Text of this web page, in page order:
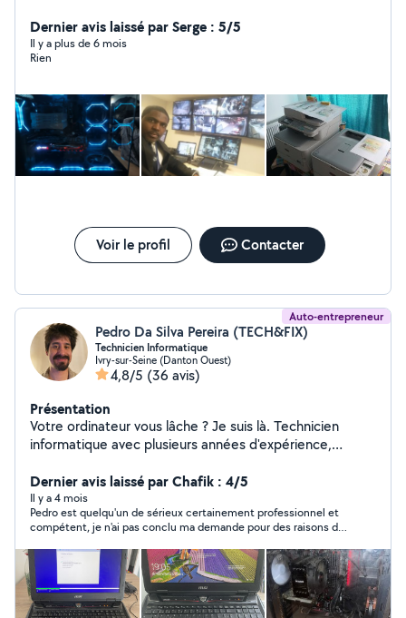
la vidéosurveillance et bien d'autres. Le conseil lors de
l'achat de votre matériel Informatique.
Dernier avis laissé par Serge : 5/5
Il y a plus de 6 mois
Rien
Voir le profil Contacter
Auto-entrepreneur
Pedro Da Silva Pereira (TECH&FIX)
Technicien Informatique
Ivry-sur-Seine (Danton Ouest)
4,8/5 (36 avis)
Présentation
Votre ordinateur vous lâche ? Je suis là. Technicien
informatique avec plusieurs années d'expérience,
problèmes rapidement et sans jargon. Ce que je fais
pour vous : Diagnostic et dépannage toutes pannes
(lenteur, démarrage, écran...) Remplacement de pièces
défectueuses Montage et configuration de PC
Récupération de données (HDD / SSD / USB) Mise en
place ou optimisation de votre réseau Assistance à
distance sans déplacement N'attendez pas que ça
empire contactez moi et on trouve une solution.
Dernier avis laissé par Chafik : 4/5
Il y a 4 mois
Pedro est quelqu'un de sérieux certainement professionnel et
compétent, je n'ai pas conclu ma demande pour des raisons de